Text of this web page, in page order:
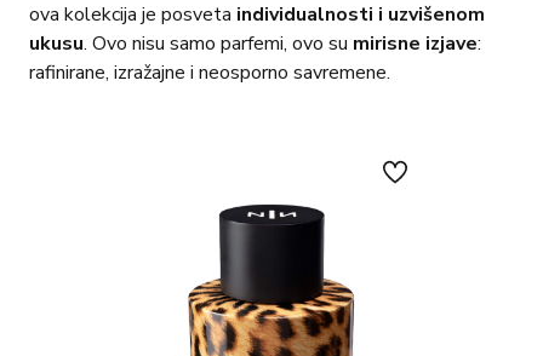
ova kolekcija je posveta individualnosti i uzvišenom
ukusu. Ovo nisu samo parfemi, ovo su mirisne izjave:
rafinirane, izražajne i neosporno savremene.